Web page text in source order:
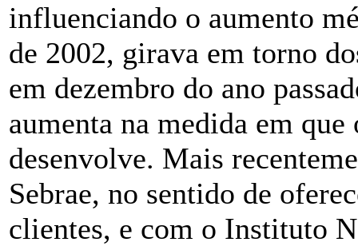
influenciando o aumento
de 2002, girava em torno
em dezembro do ano
aumenta na medida em
desenvolve. Mais
Sebrae, no sentido de
clientes, e com o Instituto